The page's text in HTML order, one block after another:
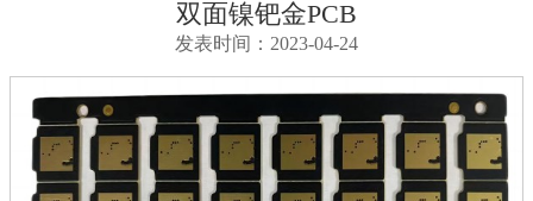
双面镍钯金PCB
发表时间：2023-04-24